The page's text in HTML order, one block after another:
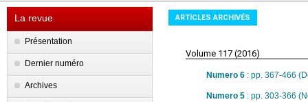
La revue
Présentation
Dernier numéro
Archives
ARTICLES ARCHIVÉS
Volume 117 (2016)
Numero 6 : pp. 367-466
Numero 5 : pp. 303-366